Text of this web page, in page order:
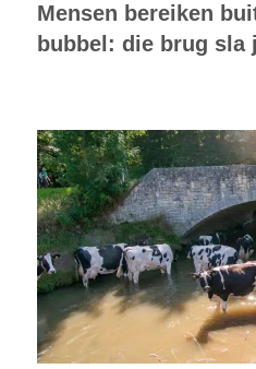
Mensen bereiken
bubbel: die brug sla